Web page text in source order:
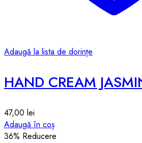
Adaugă la lista de dorințe
47,00 lei
Adaugă în coș
36% Reducere